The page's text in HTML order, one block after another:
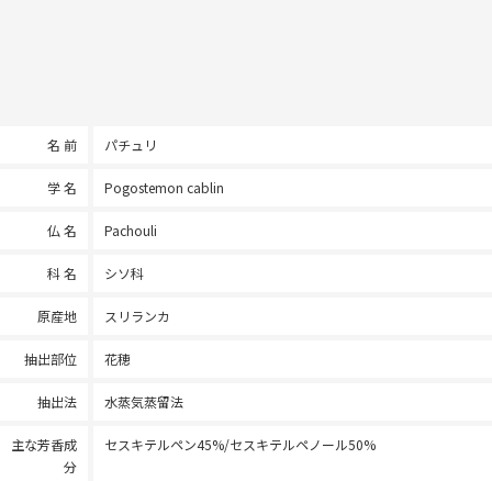
名 前 パチュリ
学 名 Pogostemon cablin
仏 名 Pachouli
科 名 シソ科
原産地 スリランカ
抽出部位 花穂
抽出法 水蒸気蒸留法
主な芳香成
分
セスキテルペン45%/セスキテルペノール50%